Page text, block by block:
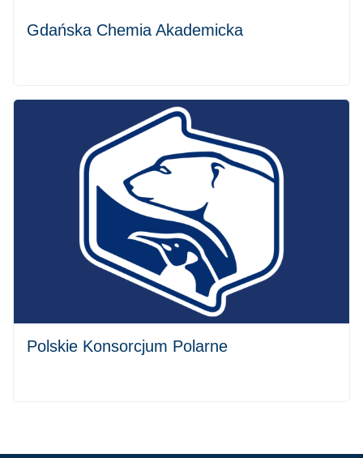
Gdańska Chemia Akademicka
Polskie Konsorcjum Polarne